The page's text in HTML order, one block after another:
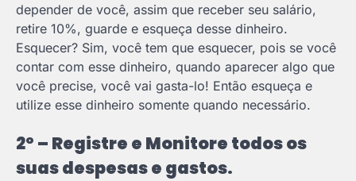
depender de você, assim que receber seu salário,
retire 10%, guarde e esqueça desse dinheiro.
Esquecer? Sim, você tem que esquecer, pois se você
contar com esse dinheiro, quando aparecer algo que
você precise, você vai gasta-lo! Então esqueça e
utilize esse dinheiro somente quando necessário.
2º – Registre e Monitore todos os
suas despesas e gastos.